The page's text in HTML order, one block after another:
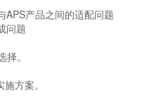
APS产品之间的适配问题
问题
。
方案。